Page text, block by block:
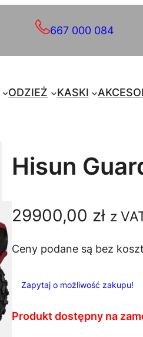
667 000 084
ODZIEŻ KASKI
Hisun
29900,00 zł z
Ceny podane są bez
Zapytaj o możliwość zakupu!
Produkt dostępny na